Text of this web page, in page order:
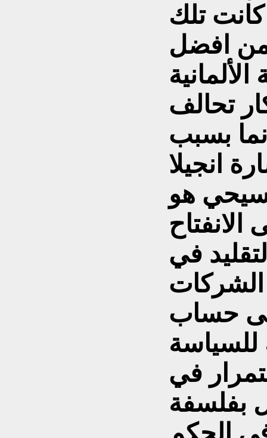
تلك
افضل
تحالف
بسبب
انجيلا
هو
الانفتاح
في
الشركات
حساب
للسياسة
في
بفلسفة